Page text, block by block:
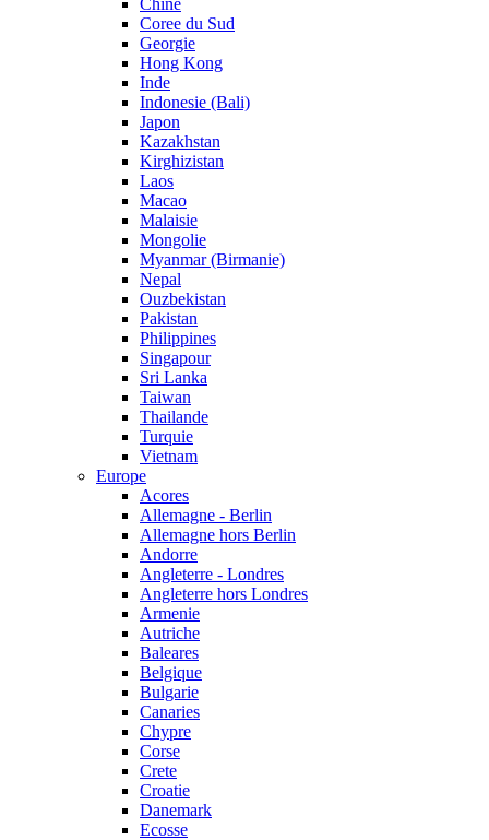
Chine
Coree du Sud
Georgie
Hong Kong
Inde
Indonesie (Bali)
Japon
Kazakhstan
Kirghizistan
Laos
Macao
Malaisie
Mongolie
Myanmar (Birmanie)
Nepal
Ouzbekistan
Pakistan
Philippines
Singapour
Sri Lanka
Taiwan
Thailande
Turquie
Vietnam
Europe
Acores
Allemagne - Berlin
Allemagne hors Berlin
Andorre
Angleterre - Londres
Angleterre hors Londres
Armenie
Autriche
Baleares
Belgique
Bulgarie
Canaries
Chypre
Corse
Crete
Croatie
Danemark
Ecosse